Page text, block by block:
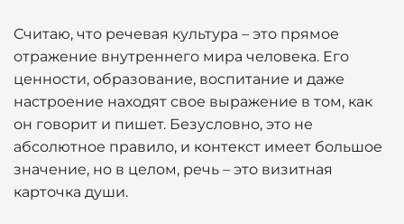
Считаю, что речевая культура – это прямое
отражение внутреннего мира человека. Его
ценности, образование, воспитание и даже
настроение находят свое выражение в том, как
он говорит и пишет. Безусловно, это не
абсолютное правило, и контекст имеет большое
значение, но в целом, речь – это визитная
карточка души.